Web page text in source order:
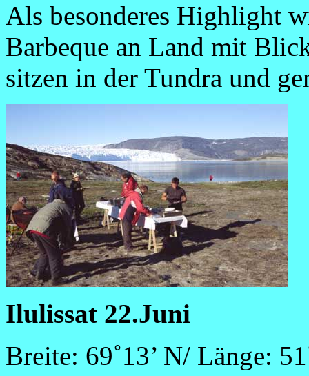
Als besonderes Highlight
Barbeque an Land mit
sitzen in der Tundra und
Ilulissat 22.Juni
Breite: 69˚13’ N/ Länge: